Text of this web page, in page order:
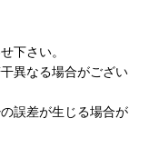
下さい。
異なる場合がござい
誤差が生じる場合が